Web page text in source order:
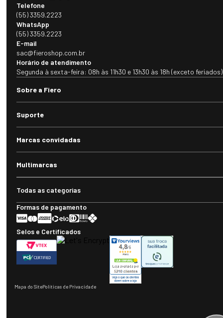
Telefone
(55) 3359.2223
WhatsApp
(55) 3359.2223
E-mail
sac@fieroshop.com.br
Horário de atendimento
Segunda à sexta-feira: 08h às 11h30 e 13h30 às 18h (exceto feriados)
Sobre a Fiero
Suporte
Marcas convidadas
Multimarcas
Todas as categorias
Formas de pagamento
Selos e Certificados
Mapa do SitePolíticas de Privacidade